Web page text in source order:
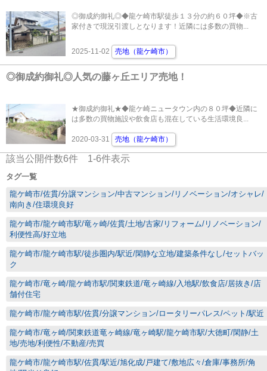
◎御成約御礼◎◆龍ケ崎市駅徒歩１３分の約６０坪◆※古
家付きで現況引渡しとなります！近隣には多数の買物...
2025-11-02 売地（龍ケ崎市）
◎御成約御礼◎人気の藤ヶ丘エリア売地！
★御成約御礼★◆龍ケ崎ニュータウン内の８０坪◆近隣に
は多数の買物施設や飲食店も混在している生活環境良...
2020-03-31 売地（龍ケ崎市）
該当公開件数6件 1-6件表示
タグ一覧
龍ケ崎市/佐貫/分譲マンション/中古マンション/リノベーション/オシャレ/
南向き/住環境良好
龍ケ崎市/龍ケ崎市駅/竜ヶ崎/佐貫/土地/古家/リフォーム/リノベーション/
利便性高/好立地
龍ケ崎市/龍ケ崎市駅/徒歩圏内/駅近/閑静な立地/建築条件なし/セットバッ
ク
龍ケ崎市/竜ヶ崎/龍ケ崎市駅/関東鉄道/竜ヶ崎線/入地駅/飲食店/居抜き/店
舗付住宅
龍ケ崎市/龍ケ崎市駅/佐貫/分譲マンション/ロータリーパレス/ペット/駅近
龍ケ崎市/竜ヶ崎/関東鉄道竜ヶ崎線/竜ヶ崎駅/龍ケ崎市駅/大徳町/閑静/土
地/売地/利便性/不動産/売買
龍ケ崎市/龍ケ崎市駅/佐貫/駅近/旭化成/戸建て/敷地広々/倉庫/事務所/角